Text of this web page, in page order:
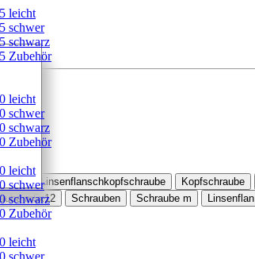
leicht
schwer
schwarz
Zubehör
leicht
schwer
schwarz
Zubehör
leicht
schwer
schwarz
Zubehör
leicht
schwer
Linsenflanschkopfschraube Kopfschraube
m5x12 Schrauben Schraube m Linsenflan